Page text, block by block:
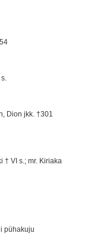
Dion jkk. †301
† VI s.; mr. Kiriaka
pühakuju